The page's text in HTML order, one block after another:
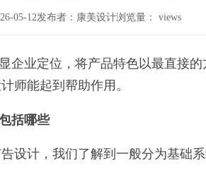
05-12发布者：康美设计浏览量： views
企业定位，将产品特色以最直接
师能起到帮助作用。
括哪些
设计，我们了解到一般分为基础系